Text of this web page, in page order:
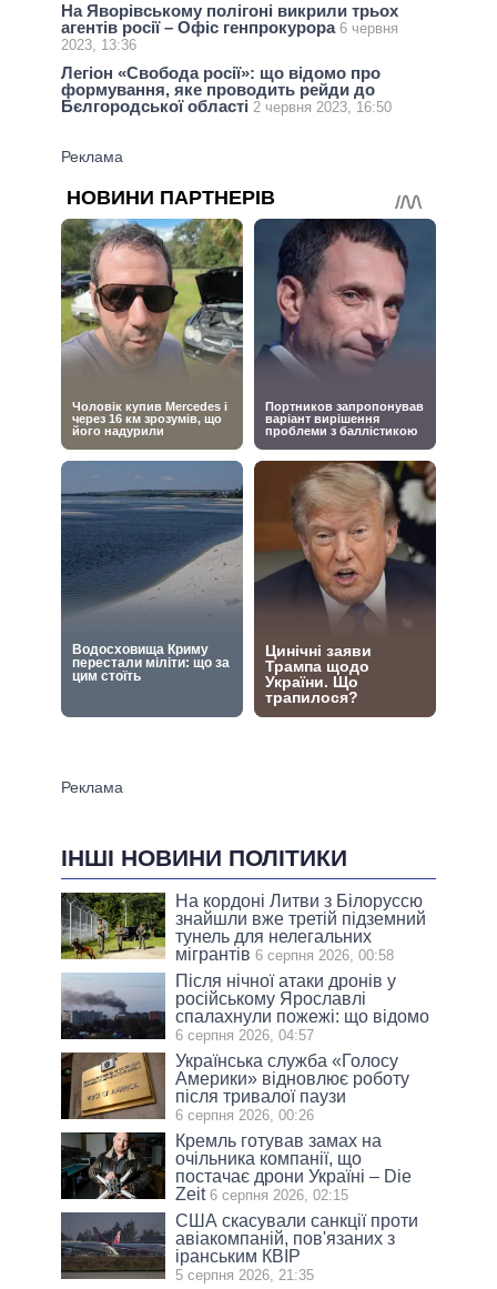
На Яворівському полігоні викрили трьох
агентів росії – Офіс генпрокурора 6 червня
2023, 13:36
Легіон «Свобода росії»: що відомо про
формування, яке проводить рейди до
Бєлгородської області 2 червня 2023, 16:50
ІНШІ НОВИНИ ПОЛІТИКИ
На кордоні Литви з Білоруссю
знайшли вже третій підземний
тунель для нелегальних
мігрантів 6 серпня 2026, 00:58
Після нічної атаки дронів у
російському Ярославлі
спалахнули пожежі: що відомо
6 серпня 2026, 04:57
Українська служба «Голосу
Америки» відновлює роботу
після тривалої паузи
6 серпня 2026, 00:26
Кремль готував замах на
очільника компанії, що
постачає дрони Україні – Die
Zeit 6 серпня 2026, 02:15
США скасували санкції проти
авіакомпаній, пов'язаних з
іранським КВІР
5 серпня 2026, 21:35